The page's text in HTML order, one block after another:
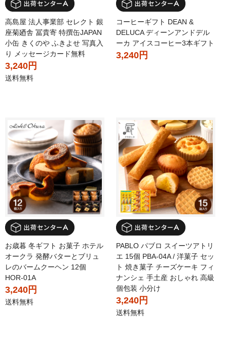
高島屋 法人事業部 セレクト 銀
座菊廼舎 冨貴寄 特撰缶JAPAN
小缶 きくのや ふきよせ 写真入
り メッセージカード無料
3,240円
送料無料
コーヒーギフト DEAN &
DELUCA ディーンアンドデル
ーカ アイスコーヒー3本ギフト
3,240円
お歳暮 冬ギフト お菓子 ホテル
オークラ 発酵バターとブリュ
レのバームクーヘン 12個
HOR-01A
3,240円
送料無料
PABLO パブロ スイーツアトリ
エ 15個 PBA-04A / 洋菓子 セッ
ト 焼き菓子 チーズケーキ フィ
ナンシェ 手土産 おしゃれ 高級
個包装 小分け
3,240円
送料無料